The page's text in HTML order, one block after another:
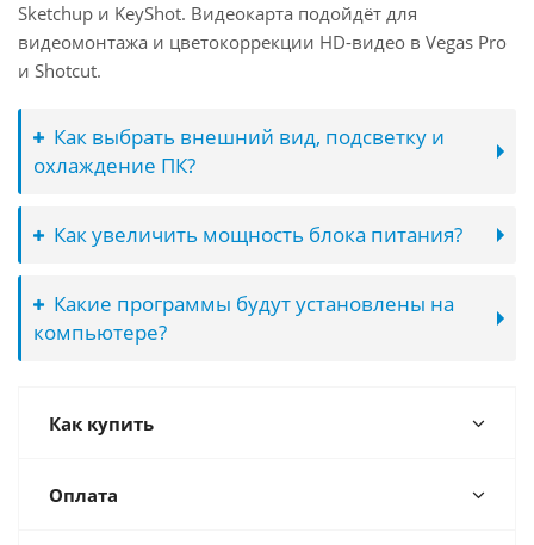
Sketchup и KeyShot. Видеокарта подойдёт для
видеомонтажа и цветокоррекции HD-видео в Vegas Pro
и Shotcut.
Как выбрать внешний вид, подсветку и
охлаждение ПК?
Как увеличить мощность блока питания?
Какие программы будут установлены на
компьютере?
Как купить
Оплата